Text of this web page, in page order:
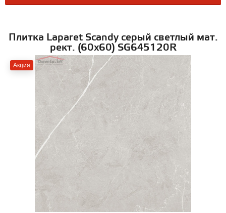
Плитка Laparet Scandy серый светлый мат.
рект. (60х60) SG645120R
Акция